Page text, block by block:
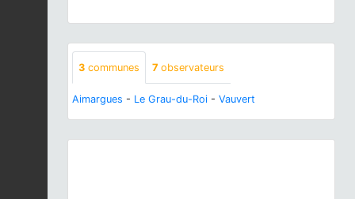
3 communes 7 observateurs
Aimargues - Le Grau-du-Roi - Vauvert